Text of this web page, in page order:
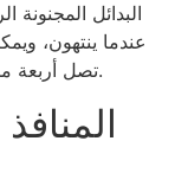
البدائل المجنونة
عندما ينتهون،
تصل أربعة ممتلكات إلى السطر الخامس عشر الخاص بك.